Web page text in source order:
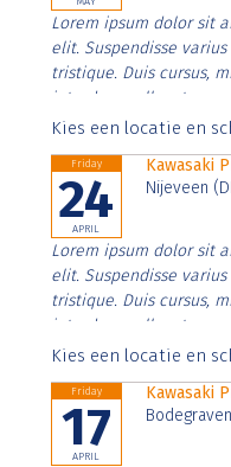
Lorem ipsum dolor sit
elit. Suspendisse
tristique. Duis cursus,
interdum nulla, ut
Aenean faucibus nibh
Kies een locatie en
Friday
24
APRIL
Kawasaki
Nijeveen
Lorem ipsum dolor sit
elit. Suspendisse
tristique. Duis cursus,
interdum nulla, ut
Aenean faucibus nibh
Kies een locatie en
Friday
17
APRIL
Kawasaki